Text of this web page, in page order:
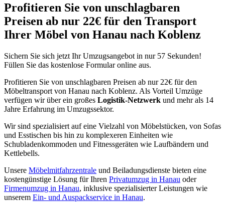
Profitieren Sie von unschlagbaren
Preisen ab nur 22€ für den Transport
Ihrer Möbel von Hanau nach Koblenz
Sichern Sie sich jetzt Ihr Umzugsangebot in nur 57 Sekunden!
Füllen Sie das kostenlose Formular online aus.
Profitieren Sie von unschlagbaren Preisen ab nur 22€ für den
Möbeltransport von Hanau nach Koblenz. Als Vorteil Umzüge
verfügen wir über ein großes Logistik-Netzwerk und mehr als 14
Jahre Erfahrung im Umzugssektor.
Wir sind spezialisiert auf eine Vielzahl von Möbelstücken, von Sofas
und Esstischen bis hin zu komplexeren Einheiten wie
Schubladenkommoden und Fitnessgeräten wie Laufbändern und
Kettlebells.
Unsere Möbelmitfahrzentrale und Beiladungsdienste bieten eine
kostengünstige Lösung für Ihren Privatumzug in Hanau oder
Firmenumzug in Hanau, inklusive spezialisierter Leistungen wie
unserem Ein- und Auspackservice in Hanau.